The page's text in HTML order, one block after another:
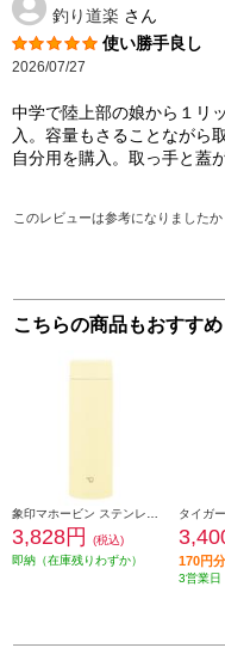
釣り道楽 さん
使い勝手良し
2026/07/27
中学で陸上部の娘から１リ
入。容量もさることながら
自分用を購入。取っ手と蓋
このレビューは参考になりましたか
こちらの商品もおすすめ
3,828円
(税込)
即納（在庫残りわずか）
170円
3営業日